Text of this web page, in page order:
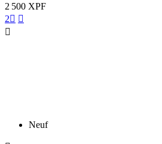
2 500 XPF
2 

Neuf